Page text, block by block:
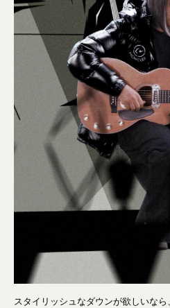
スタイリッシュなダウンが欲しいなら